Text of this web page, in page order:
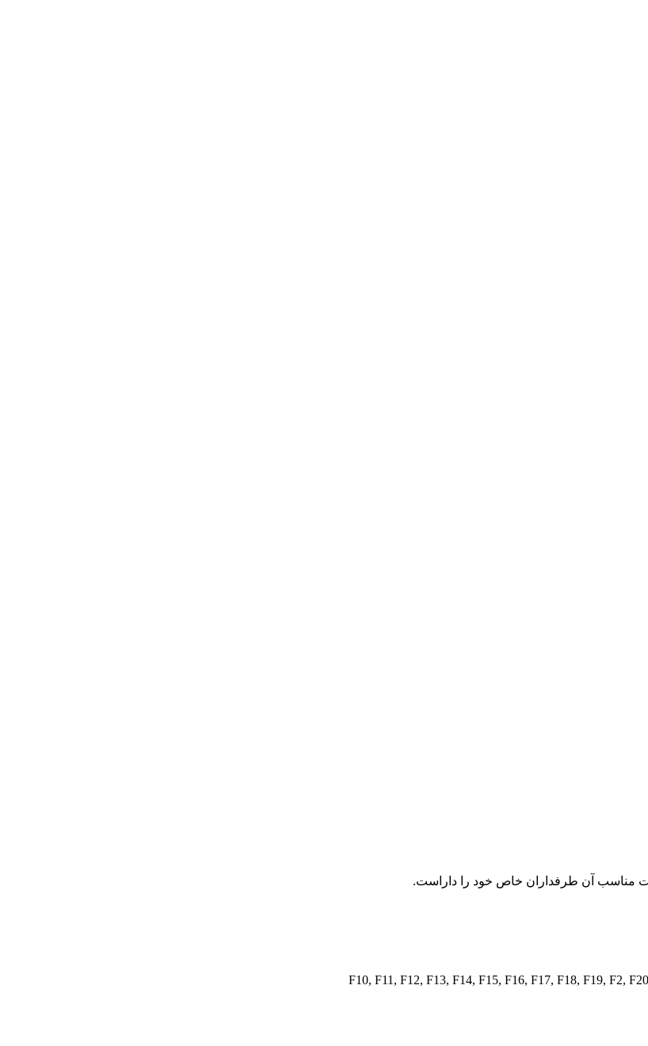
مناسب آن طرفداران خاص خود را داراست.
F10, F11 , F12, F13, F14, F15, F16, F17, F18, F19, F2, F20